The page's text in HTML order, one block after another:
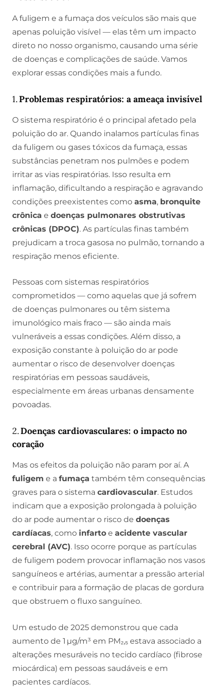
A fuligem e a fumaça dos veículos são mais que
apenas poluição visível — elas têm um impacto
direto no nosso organismo, causando uma série
de doenças e complicações de saúde. Vamos
explorar essas condições mais a fundo.
1.Problemas respiratórios: a ameaça invisível
O sistema respiratório é o principal afetado pela
poluição do ar. Quando inalamos partículas finas
da fuligem ou gases tóxicos da fumaça, essas
substâncias penetram nos pulmões e podem
irritar as vias respiratórias. Isso resulta em
inflamação, dificultando a respiração e agravando
condições preexistentes como asma, bronquite
crônica e doenças pulmonares obstrutivas
crônicas (DPOC). As partículas finas também
prejudicam a troca gasosa no pulmão, tornando a
respiração menos eficiente.
Pessoas com sistemas respiratórios
comprometidos — como aquelas que já sofrem
de doenças pulmonares ou têm sistema
imunológico mais fraco — são ainda mais
vulneráveis a essas condições. Além disso, a
exposição constante à poluição do ar pode
aumentar o risco de desenvolver doenças
respiratórias em pessoas saudáveis,
especialmente em áreas urbanas densamente
povoadas.
2.Doenças cardiovasculares: o impacto no
coração
Mas os efeitos da poluição não param por aí. A
fuligem e a fumaça também têm consequências
graves para o sistema cardiovascular. Estudos
indicam que a exposição prolongada à poluição
do ar pode aumentar o risco de doenças
cardíacas, como infarto e acidente vascular
cerebral (AVC). Isso ocorre porque as partículas
de fuligem podem provocar inflamação nos vasos
sanguíneos e artérias, aumentar a pressão arterial
e contribuir para a formação de placas de gordura
que obstruem o fluxo sanguíneo.
Um estudo de 2025 demonstrou que cada
aumento de 1 µg/m³ em PM₂,₅ estava associado a
alterações mesuráveis no tecido cardíaco (fibrose
miocárdica) em pessoas saudáveis e em
pacientes cardíacos.